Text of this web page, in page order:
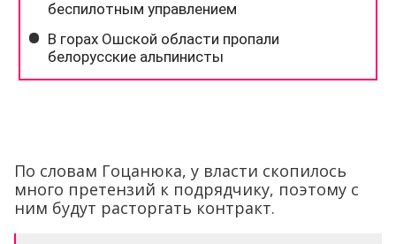
По словам Гоцанюка, у власти скопилось
много претензий к подрядчику, поэтому с
ним будут расторгать контракт.